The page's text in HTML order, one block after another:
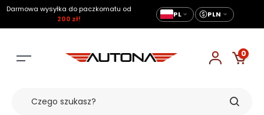
Darmowa wysyłka do paczkomatu od
200 zł!
PL PLN
0